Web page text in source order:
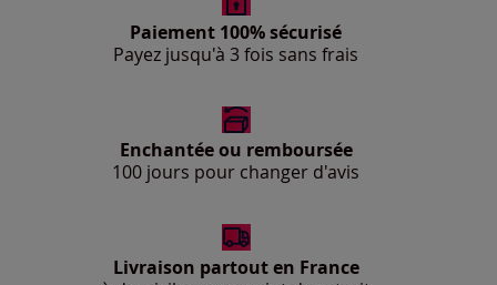
Paiement 100% sécurisé
Payez jusqu'à 3 fois sans frais
Enchantée ou remboursée
100 jours pour changer d'avis
Livraison partout en France